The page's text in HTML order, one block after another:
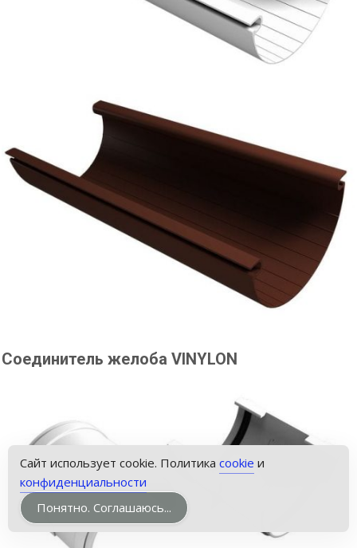
Соединитель желоба VINYLON
Сайт использует cookie. Политика cookie и
конфиденциальности
Понятно. Соглашаюсь...